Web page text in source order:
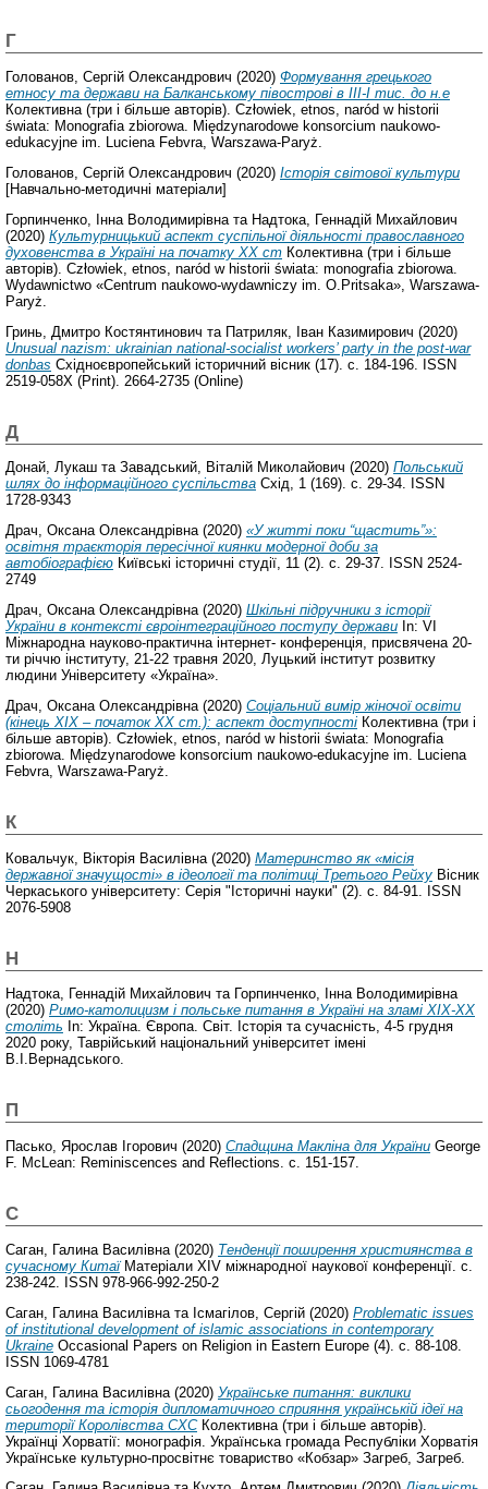
Г
Голованов, Сергій Олександрович (2020) Формування грецького
етносу та держави на Балканському півострові в ІІI-І тис. до н.е
Колективна (три і більше авторів). Człowiek, etnos, naród w historii
świata: Monografia zbiorowa. Międzynarodowe konsorcium naukowo-
edukacyjne im. Luciena Febvra, Warszawa-Paryż.
Голованов, Сергій Олександрович (2020) Історія світової культури
[Навчально-методичні матеріали]
Горпинченко, Інна Володимирівна та Надтока, Геннадій Михайлович
(2020) Культурницький аспект суспільної діяльності православного
духовенства в Україні на початку ХХ ст Колективна (три і більше
авторів). Człowiek, etnos, naród w historii świata: monografia zbiorowa.
Wydawnictwo «Centrum naukowo-wydawniczy im. O.Pritsaka», Warszawa-
Paryż.
Гринь, Дмитро Костянтинович та Патриляк, Іван Казимирович (2020)
Unusual nazism: ukrainian national-socialist workers’ party in the post-war
donbas Східноєвропейський історичний вісник (17). с. 184-196. ISSN
2519-058X (Print). 2664-2735 (Online)
Д
Донай, Лукаш та Завадський, Віталій Миколайович (2020) Польський
шлях до інформаційного суспільства Схід, 1 (169). с. 29-34. ISSN
1728-9343
Драч, Оксана Олександрівна(2020) «У житті поки “щастить”»:
освітня траєкторія пересічної киянки модерної доби за
автобіографією Київські історичні студії, 11 (2). с. 29-37. ISSN 2524-
2749
Драч, Оксана Олександрівна(2020) Шкільні підручники з історії
України в контексті євроінтеграційного поступу держави In: VI
Міжнародна науково-практична інтернет- конференція, присвячена 20-
ти річчю інституту, 21-22 травня 2020, Луцький інститут розвитку
людини Університету «Україна».
Драч, Оксана Олександрівна (2020) Соціальний вимір жіночої освіти
(кінець ХІХ – початок ХХ ст.): аспект доступності Колективна (три і
більше авторів). Człowiek, etnos, naród w historii świata: Monografia
zbiorowa. Międzynarodowe konsorcium naukowo-edukacyjne im. Luciena
Febvra, Warszawa-Paryż.
К
Ковальчук, Вікторія Василівна (2020) Материнство як «місія
державної значущості» в ідеології та політиці Третього Рейху Вісник
Черкаського університету: Серія "Історичні науки" (2). с. 84-91. ISSN
2076-5908
Н
Надтока, Геннадій Михайлович та Горпинченко, Інна Володимирівна
(2020) Римо-католицизм і польське питання в Україні на зламі ХІХ-ХХ
століть In: Україна. Європа. Світ. Історія та сучасність, 4-5 грудня
2020 року, Таврійський національний університет імені
В.І.Вернадського.
П
Пасько, Ярослав Ігорович (2020) Cпадщина Макліна для України George
F. McLean: Reminiscences and Reflections. с. 151-157.
С
Саган, Галина Василівна(2020) Тенденції поширення християнства в
сучасному КитаїМатеріали XIV міжнародної наукової конференції. с.
238-242. ISSN 978-966-992-250-2
Саган, Галина Василівна та Ісмагілов, Сергій (2020) Problematic issues
of institutional development of islamic associations in contemporary
Ukraine Occasional Papers on Religion in Eastern Europe (4). с. 88-108.
ISSN 1069-4781
Саган, Галина Василівна (2020) Українське питання: виклики
сьогодення та історія дипломатичного сприяння українській ідеї на
території Королівства СХСКолективна (три і більше авторів).
Українці Хорватії: монографія. Українська громада Республіки Хорватія
Українське культурно-просвітнє товариство «Кобзар» Загреб, Загреб.